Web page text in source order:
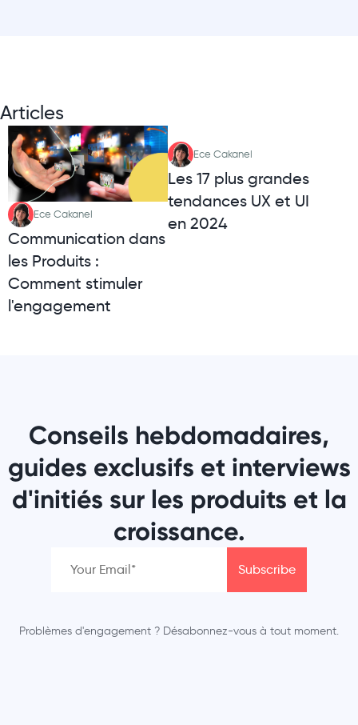
Articles
Ece Cakanel
Communication dans
les Produits :
Comment stimuler
l'engagement
Ece Cakanel
Les 17 plus grandes
tendances UX et UI
en 2024
Conseils hebdomadaires,
guides exclusifs et interviews
d'initiés sur les produits et la
croissance.
Problèmes d'engagement ? Désabonnez-vous à tout moment.